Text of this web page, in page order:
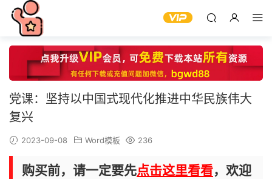
党课：坚持以中国式现代化推进中华民族伟大
复兴
2023-09-08 Word模板 236
购买前，请一定要先点击这里看看，欢迎